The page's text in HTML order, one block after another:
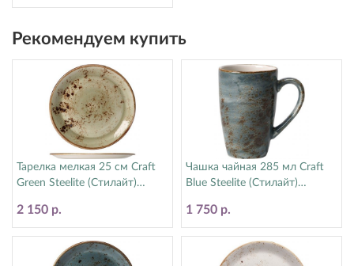
Рекомендуем купить
Тарелка мелкая 25 см Craft
Green Steelite (Стилайт)
2 150 р.
Чашка чайная 285 мл Craft
Blue Steelite (Стилайт)
1 750 р.